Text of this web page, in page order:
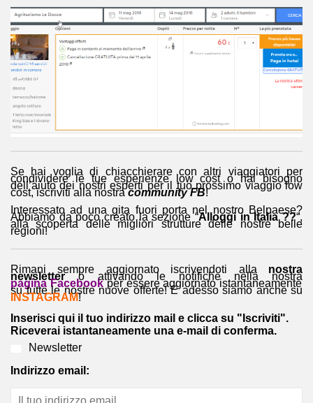
Se hai voglia di chiacchierare con altri viaggiatori per
condividere le tue esperienze low cost o hai bisogno
dell’aiuto dei nostri esperti per il tuo prossimo viaggio low
cost, iscriviti alla nostracommunity FB!
Interessato ad una gita fuori porta nel nostro Belpaese?
Abbiamo da poco creato la sezione “Alloggi in Italia ??“,
alla scoperta delle migliori strutture delle nostre belle
regioni!
Rimani sempre aggiornato iscrivendoti alla nostra
newslettero attivando le notifiche nella nostra
pagina Facebookper essere aggiornato istantaneamente
su tutte le nostre nuove offerte! E adesso siamo anche su
INSTAGRAM!
Inserisci qui il tuo indirizzo mail e clicca su "Iscriviti".
Riceverai istantaneamente una e-mail di conferma.
Newsletter
Indirizzo email: